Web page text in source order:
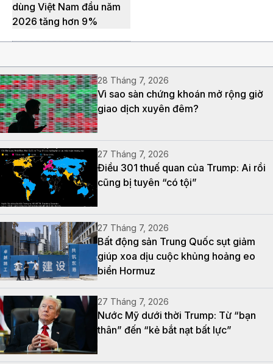
dùng Việt Nam đầu năm
2026 tăng hơn 9%
28 Tháng 7, 2026
Vì sao sàn chứng khoán mở rộng giờ
giao dịch xuyên đêm?
27 Tháng 7, 2026
Điều 301 thuế quan của Trump: Ai rồi
cũng bị tuyên “có tội”
27 Tháng 7, 2026
Bất động sản Trung Quốc sụt giảm
giúp xoa dịu cuộc khủng hoảng eo
biển Hormuz
27 Tháng 7, 2026
Nước Mỹ dưới thời Trump: Từ “bạn
thân” đến “kẻ bắt nạt bất lực”